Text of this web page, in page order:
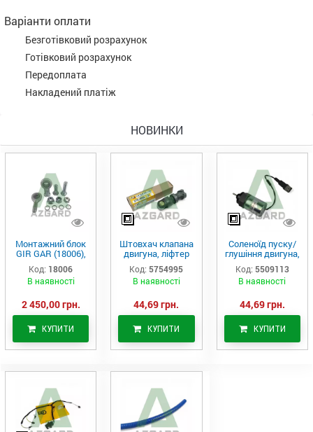
Варіанти оплати
Безготівковий розрахунок
Готівковий розрахунок
Передоплата
Накладений платіж
НОВИНКИ
Монтажний блок
GIR GAR (18006),
Аналог
Код: 18006
В наявності
2 450,00 грн.
КУПИТИ
Штовхач клапана
двигуна, ліфтер
(575-4995)
Код: 5754995
В наявності
44,69 грн.
КУПИТИ
Соленоїд пуску/
глушіння двигуна,
актуатор (550-
9113)
Код: 5509113
В наявності
44,69 грн.
КУПИТИ